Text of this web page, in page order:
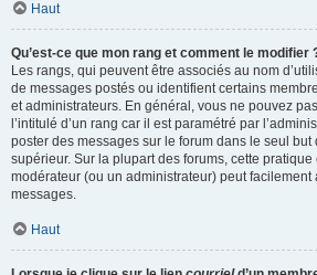
Haut
Qu’est-ce que mon rang et comment le modifier
Les rangs, qui peuvent être associés au nom
de messages postés ou identifient certains
et administrateurs. En général, vous ne pouvez
l’intitulé d’un rang car il est paramétré par
poster des messages sur le forum dans le seul but
supérieur. Sur la plupart des forums, cette
modérateur (ou un administrateur) peut facilement
messages.
Haut